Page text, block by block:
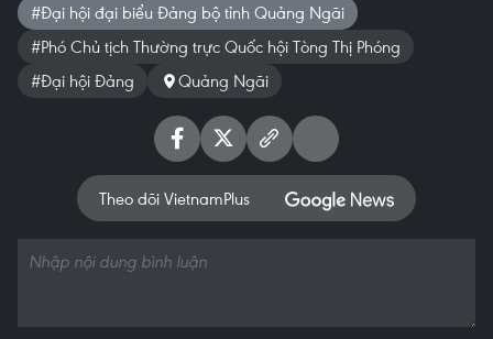
#Đại hội đại biểu Đảng bộ tỉnh Quảng Ngãi
#Phó Chủ tịch Thường trực Quốc hội Tòng Thị Phóng
#Đại hội Đảng
Quảng Ngãi
Theo dõi VietnamPlus